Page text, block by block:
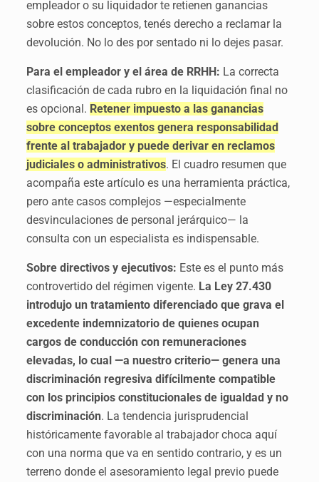
empleador o su liquidador te retienen ganancias
sobre estos conceptos, tenés derecho a reclamar la
devolución. No lo des por sentado ni lo dejes pasar.
Para el empleador y el área de RRHH: La correcta
clasificación de cada rubro en la liquidación final no
es opcional. Retener impuesto a las ganancias
sobre conceptos exentos genera responsabilidad
frente al trabajador y puede derivar en reclamos
judiciales o administrativos. El cuadro resumen que
acompaña este artículo es una herramienta práctica,
pero ante casos complejos —especialmente
desvinculaciones de personal jerárquico— la
consulta con un especialista es indispensable.
Sobre directivos y ejecutivos: Este es el punto más
controvertido del régimen vigente. La Ley 27.430
introdujo un tratamiento diferenciado que grava el
excedente indemnizatorio de quienes ocupan
cargos de conducción con remuneraciones
elevadas, lo cual —a nuestro criterio— genera una
discriminación regresiva difícilmente compatible
con los principios constitucionales de igualdad y no
discriminación. La tendencia jurisprudencial
históricamente favorable al trabajador choca aquí
con una norma que va en sentido contrario, y es un
terreno donde el asesoramiento legal previo puede